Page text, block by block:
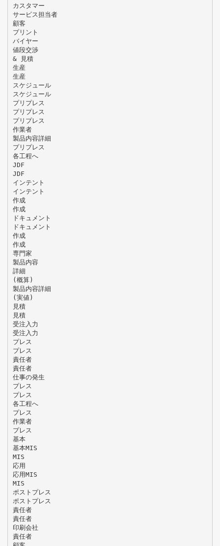
カスタマー
サービス担当者
顧客
プリント
バイヤー
値段交渉
& 見積
生産
生産
スケジュール
スケジュール
プリプレス
プリプレス
プリプレス
作業者
製品内容詳細
プリプレス
各工程へ
JDF
JDF
インテント
インテント
作成
作成
ドキュメント
ドキュメント
作成
作成
専門家
製品内容
詳細
(概算)
製品内容詳細
(実値)
見積
見積
受注入力
受注入力
プレス
プレス
責任者
責任者
仕事の発生
プレス
プレス
各工程へ
プレス
作業者
プレス
基本
基本MIS
MIS
応用
応用MIS
MIS
ポストプレス
ポストプレス
責任者
責任者
印刷会社
責任者